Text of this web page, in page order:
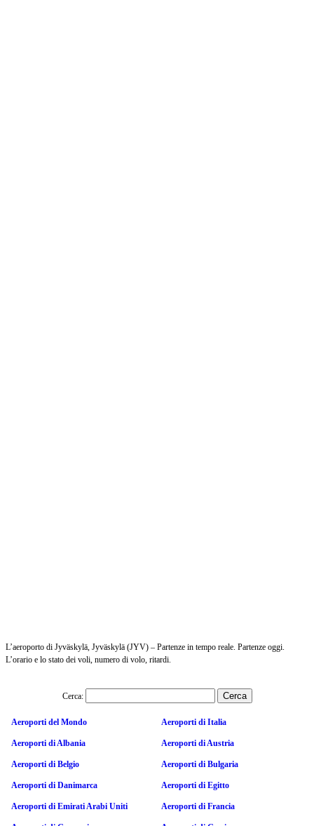
L’aeroporto di Jyväskylä, Jyväskylä (JYV) – Partenze in tempo reale. Partenze oggi.
L’orario e lo stato dei voli, numero di volo, ritardi.
Cerca:
Aeroporti del Mondo Aeroporti di Italia
Aeroporti di Albania Aeroporti di Austria
Aeroporti di Belgio Aeroporti di Bulgaria
Aeroporti di Danimarca Aeroporti di Egitto
Aeroporti di Emirati Arabi Uniti Aeroporti di Francia